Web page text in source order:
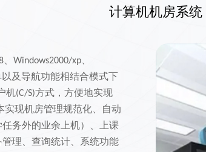
计算机机房系统
、Windows2000/xp
及导航功能相结合模式下
机(C/S)方式，方便地实现
实现机房管理规范化、自动
务外的业余上机）、上课
理、查询统计、系统功能